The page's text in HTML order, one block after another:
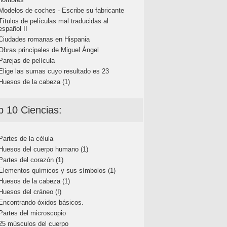
de coches - Escribe su fabricante
de películas mal traducidas al
II
romanas en Hispania
principales de Miguel Ángel
de película
las sumas cuyo resultado es 23
de la cabeza (1)
10 Ciencias:
de la célula
del cuerpo humano (1)
del corazón (1)
químicos y sus símbolos (1)
de la cabeza (1)
del cráneo (I)
óxidos básicos.
del microscopio
músculos del cuerpo